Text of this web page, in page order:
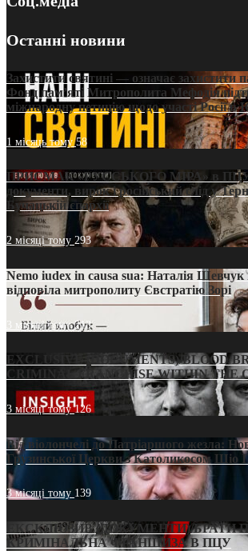
Останні новини
Захистити святині — означає захистити
Фонд пам’яті Митрополита Мефодія
міжнародну петицію щодо участі
1 місяць тому58
ПРИСМАК «РУССЬКОГО МІРА» в ПЦУ:
документи, вирок і російський слід у
Бучацькій єпархії
2 місяці тому 293
Nemo iudex in causa sua: Наталія Шевчук
відповіла митрополиту Євстратію Зорі
3 місяці тому213
EXCLUSIVE (DOCUMENTS)/BLOOD
CRIMINAL FRANCHISE WITHIN THE
3 місяці тому126
Від віолончелі до Патріаршого жезла:
Грузинської Церкви з Католикосом Шіо
3 місяці тому 139
ЕКСКЛЮЗИВ (ДОКУМЕНТИ)/БРАТИ
КРИМІНАЛЬНА ФРАНШИЗА В ПЦУ